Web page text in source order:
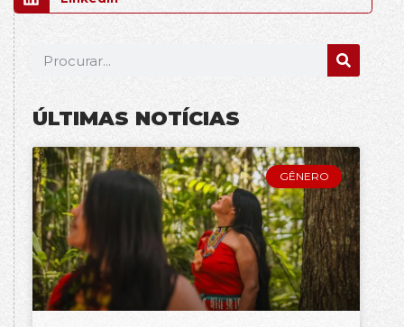
ÚLTIMAS NOTÍCIAS
GÊNERO